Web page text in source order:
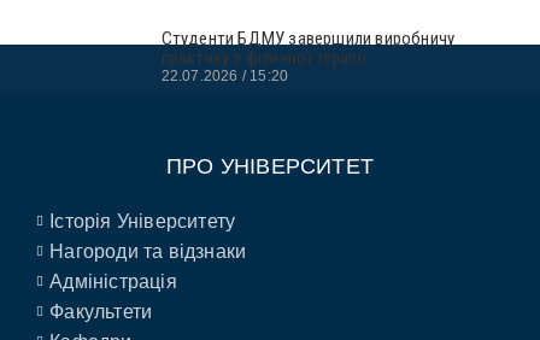
Студенти БДМУ завершили виробничу
практику з фізичної терапії
22.07.2026 15:20
ПРО УНІВЕРСИТЕТ
Історія Університету
Нагороди та відзнаки
Адміністрація
Факультети